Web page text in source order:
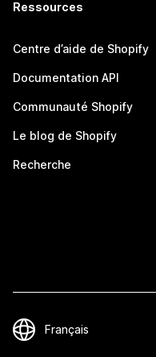
Ressources
Centre d’aide de Shopify
Documentation API
Communauté Shopify
Le blog de Shopify
Recherche